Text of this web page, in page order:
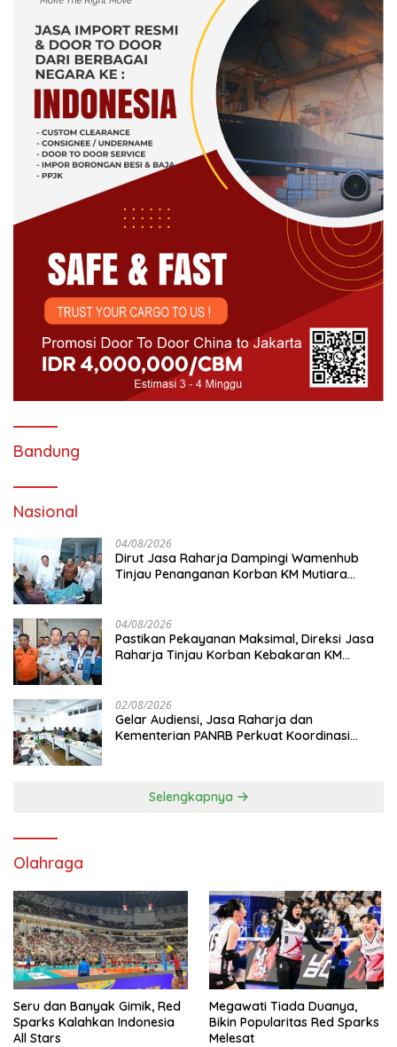
Bandung
Nasional
04/08/2026
Dirut Jasa Raharja Dampingi Wamenhub
Tinjau Penanganan Korban KM Mutiara
04/08/2026
Pastikan Pekayanan Maksimal, Direksi Jasa
Raharja Tinjau Korban Kebakaran KM
02/08/2026
Gelar Audiensi, Jasa Raharja dan
Kementerian PANRB Perkuat Koordinasi
Selengkapnya
Olahraga
Seru dan Banyak Gimik, Red
Sparks Kalahkan Indonesia
All Stars
Megawati Tiada Duanya,
Bikin Popularitas Red Sparks
Melesat